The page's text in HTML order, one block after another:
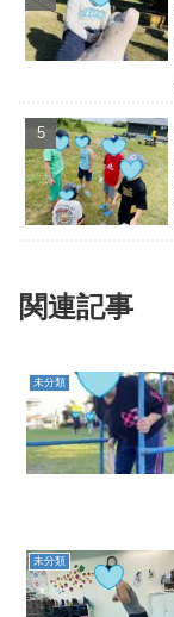
関連記事
未分類
未分類